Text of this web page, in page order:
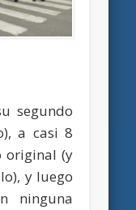
segundo
a casi 8
original (y
y luego
ninguna